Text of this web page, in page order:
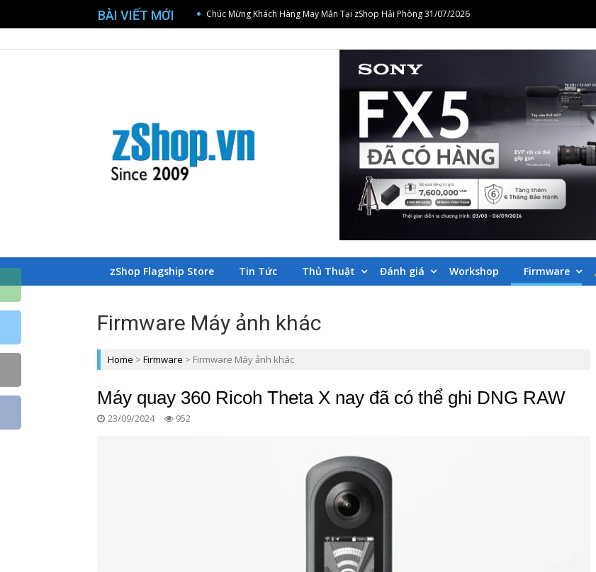
BÀI VIẾT MỚI
[Sony – Cần Thơ] Offline Workshop Nhiếp Ảnh Cưới Thời Trang – Định Hình Phong Cách Ảnh Cưới
So sánh Sony FX5 và FX3 dưới góc nhìn và trải nghiệm của nhà quay phim từng đoạt giải Oscar
Chúc Mừng Khách Hàng May Mắn Tại zShop Hải Phòng 31/07/2026
[Sony – Cần Thơ] Offline Workshop Nhiếp Ảnh Cưới Thời Trang – Định Hình Phong Cách Ảnh Cưới
BLOGS CÁC SẢN
ZSHOP.VN
zShop Flagship Store Tin Tức Thủ Thuật Đánh giá Workshop Firmware
Firmware Máy ảnh khác
Home > Firmware > Firmware Máy ảnh khác
Máy quay 360 Ricoh Theta X nay đã có thể ghi DNG RAW
23/09/2024 952